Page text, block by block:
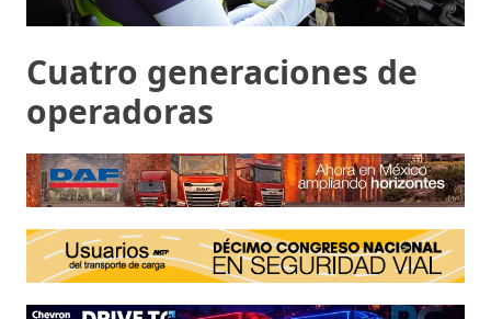
Cuatro generaciones de
operadoras